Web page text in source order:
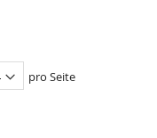
pro Seite